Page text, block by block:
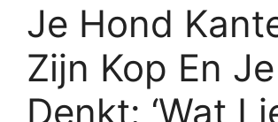
Je Hond
Zijn Kop En Je
Denkt: ‘Wat